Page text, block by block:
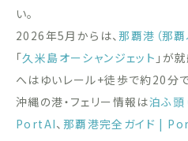
い。
2026年5月からは、那覇港（那覇
「久米島オーシャンジェット 」が
へはゆいレール+徒歩で約20分で
沖縄の港・フェリー情報は泊ふ頭
PortAI、 那覇港完全ガイド |